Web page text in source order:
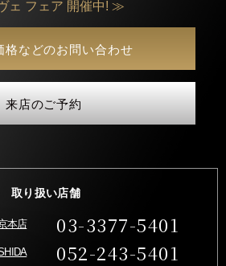
ェ フェア 開催中! ≫
格などのお問い合わせ
来店のご予約
取り扱い店舗
本店 03-3377-5401
052-243-5401